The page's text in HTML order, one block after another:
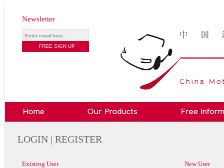
Newsletter
LOGIN | REGISTER
Existing User New User